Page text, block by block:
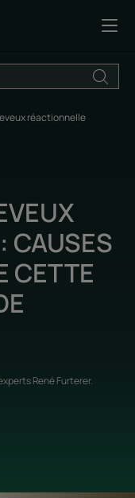
réactionnelle
CAUSES
CETTE
René Furterer.